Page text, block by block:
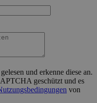
gelesen und erkenne diese an.
geschützt und es
von